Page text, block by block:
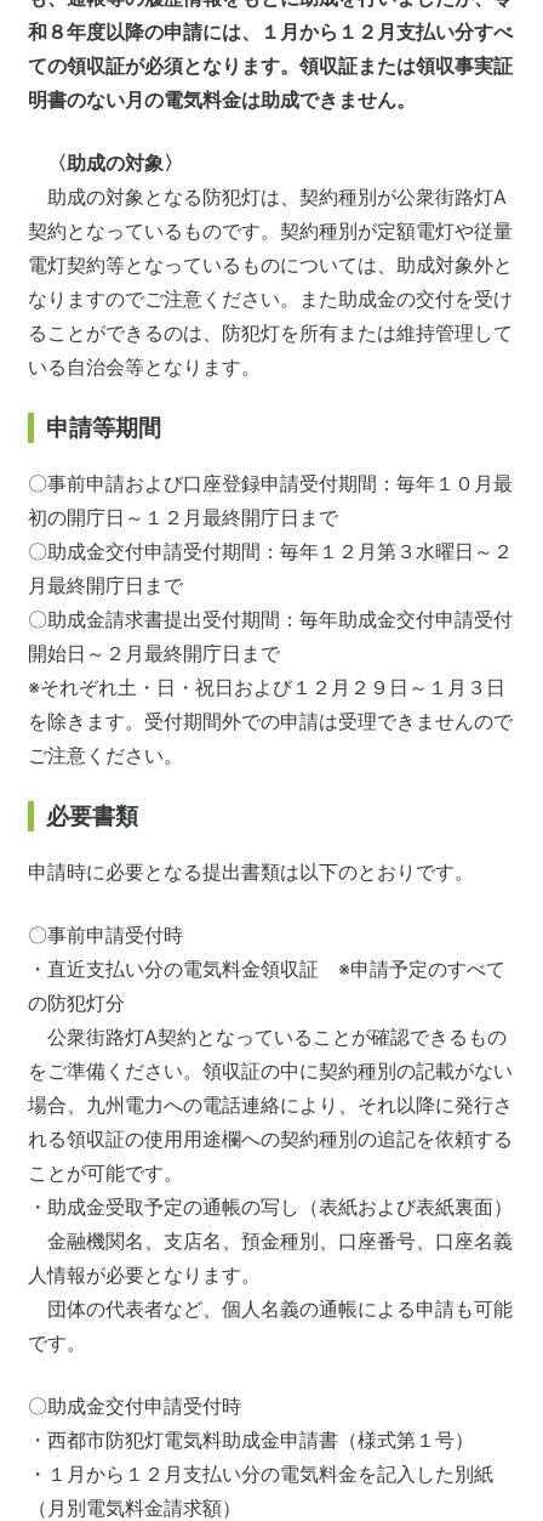
和８年度以降の申請には、１月から１２ 月支払い分すべ
ての領収証が必須となります。領収証または領収事実証
明書のない月の電気料金は助成できません。
〈助成の対象〉
助成の対象となる防犯灯は、契約種別が公衆街路灯A
契約となっているものです。契約種別が定額電灯や従量
電灯契約等となっているものについては、助成対象外と
なりますのでご注意ください。また助成金の交付を受け
ることができるのは、防犯灯を所有または維持管理して
いる自治会等となります。
申請等期間
〇事前申請および口座登録申請受付期間：毎年１０月最
初の開庁日～１２月最終開庁日まで
〇助成金交付申請受付期間：毎年１２月第３水曜日～２
月最終開庁日まで
〇助成金請求書提出受付期間：毎年助成金交付申請受付
開始日～２月最終開庁日まで
※それぞれ土・日・祝日および１２月２９日～１月３日
を除きます。受付期間外での申請は受理できませんので
ご注意ください。
必要書類
申請時に必要となる提出書類は以下のとおりです。
〇事前申請受付時
・直近支払い分の電気料金領収証 ※申請予定のすべて
の防犯灯分
公衆街路灯A契約となっていることが確認できるもの
をご準備ください。領収証の中に契約種別の記載がない
場合、九州電力への電話連絡により、それ以降に発行さ
れる領収証の使用用途欄への契約種別の追記を依頼する
ことが可能です。
・助成金受取予定の通帳の写し（表紙および表紙裏面）
金融機関名、支店名、預金種別、口座番号、口座名義
人情報が必要となります。
団体の代表者など、個人名義の通帳による申請も可能
です。
〇助成金交付申請受付時
・西都市防犯灯電気料助成金申請書（様式第１号）
・１月から１２月支払い分の電気料金を記入した別紙
（月別電気料金請求額）